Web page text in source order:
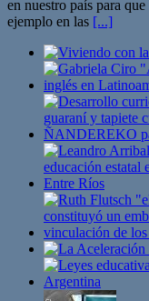
en nuestro país para
ejemplo en las [...]